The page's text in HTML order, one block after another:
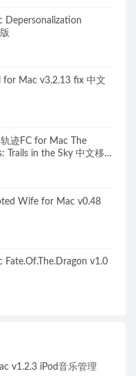
Depersonalization
for Mac v3.2.13 fix 中文
迹FC for Mac The
Trails in the Sky 中文移
Wife for Mac v0.48
v1.0
v1.2.3 iPod音乐管理